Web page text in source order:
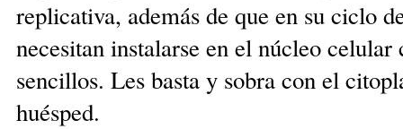
replicativa, además de que en su ciclo
necesitan instalarse en el núcleo
sencillos. Les basta y sobra con el
huésped.